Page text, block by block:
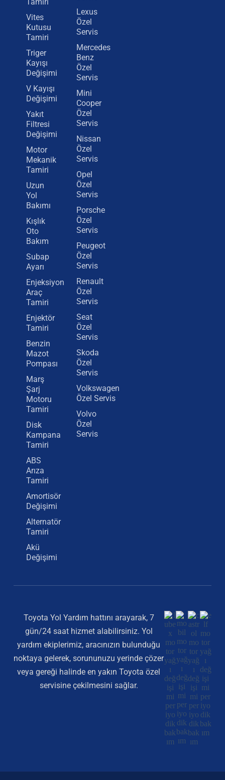
Vites
Kutusu
Tamiri
Triger
Kayışı
Değişimi
V Kayışı
Değişimi
Yakıt
Filtresi
Değişimi
Motor
Mekanik
Tamiri
Uzun
Yol
Bakımı
Kışlık
Oto
Bakım
Subap
Ayarı
Enjeksiyon
Araç
Tamiri
Enjektör
Tamiri
Benzin
Mazot
Pompası
Marş
Şarj
Motoru
Tamiri
Disk
Kampana
Tamiri
ABS
Arıza
Tamiri
Amortisör
Değişimi
Alternatör
Tamiri
Akü
Değişimi
Lexus
Özel
Servis
Mercedes
Benz
Özel
Servis
Mini
Cooper
Özel
Servis
Nissan
Özel
Servis
Opel
Özel
Servis
Porsche
Özel
Servis
Peugeot
Özel
Servis
Renault
Özel
Servis
Seat
Özel
Servis
Skoda
Özel
Servis
Volkswagen
Özel Servis
Volvo
Özel
Servis
Toyota Yol Yardım hattını arayarak, 7
gün/24 saat hizmet alabilirsiniz. Yol
yardım ekiplerimiz, aracınızın bulunduğu
noktaya gelerek, sorununuzu yerinde çözer
veya gereği halinde en yakın Toyota özel
servisine çekilmesini sağlar.